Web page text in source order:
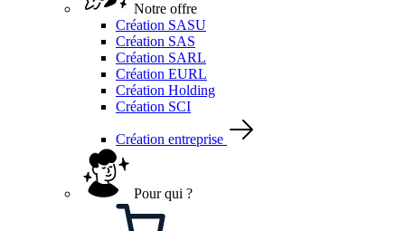
Notre offre
Création SASU
Création SAS
Création SARL
Création EURL
Création Holding
Création SCI
Création entreprise
Pour qui ?